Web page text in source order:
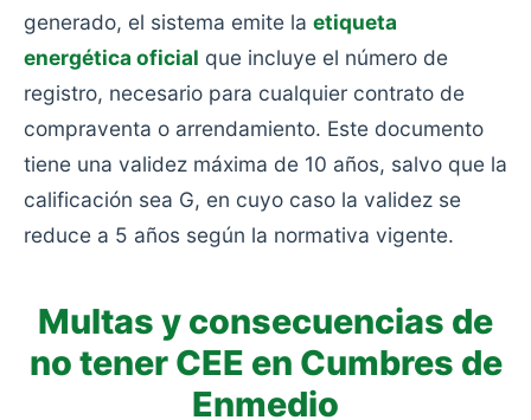
generado, el sistema emite la etiqueta
energética oficial que incluye el número de
registro, necesario para cualquier contrato de
compraventa o arrendamiento. Este documento
tiene una validez máxima de 10 años, salvo que la
calificación sea G, en cuyo caso la validez se
reduce a 5 años según la normativa vigente.
Multas y consecuencias de
no tener CEE en Cumbres de
Enmedio